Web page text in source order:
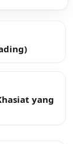
yang